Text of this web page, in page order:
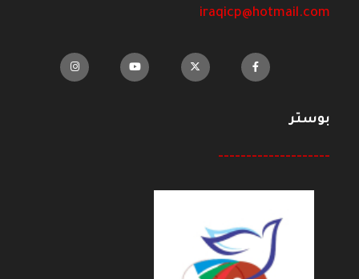
iraqicp@hotmail.com
بوستر
--------------------